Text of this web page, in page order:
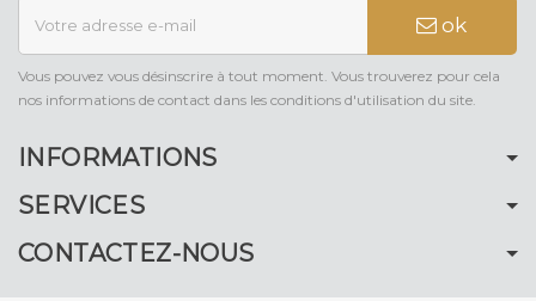
ok
Vous pouvez vous désinscrire à tout moment. Vous trouverez pour cela
nos informations de contact dans les conditions d'utilisation du site.
INFORMATIONS
SERVICES
CONTACTEZ-NOUS